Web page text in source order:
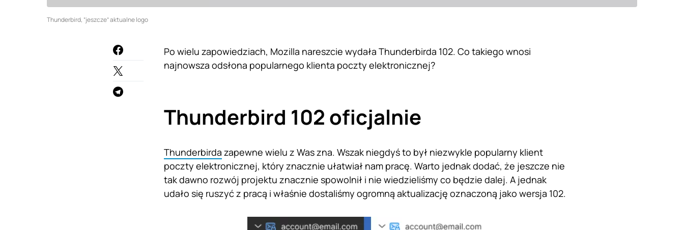
Thunderbird, “jeszcze” aktualne logo
Po wielu zapowiedziach, Mozilla nareszcie wydała Thunderbirda 102. Co takiego wnosi
najnowsza odsłona popularnego klienta poczty elektronicznej?
Thunderbird 102 oficjalnie
Thunderbirda zapewne wielu z Was zna. Wszak niegdyś to był niezwykle popularny klient
poczty elektronicznej, który znacznie ułatwiał nam pracę. Warto jednak dodać, że jeszcze nie
tak dawno rozwój projektu znacznie spowolnił i nie wiedzieliśmy co będzie dalej. A jednak
udało się ruszyć z pracą i właśnie dostaliśmy ogromną aktualizację oznaczoną jako wersja 102.